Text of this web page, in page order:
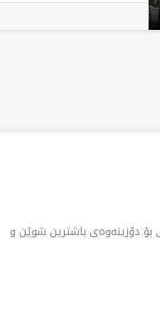
کۆمپانیاکە
بۆ دۆزینەوەی باشترین شوێن و